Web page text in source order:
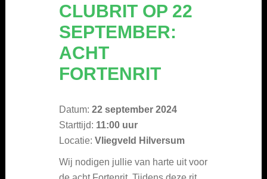
CLUBRIT OP 22
SEPTEMBER:
ACHT
FORTENRIT
Datum: 22 september 2024
Starttijd: 11:00 uur
Locatie: Vliegveld Hilversum
Wij nodigen jullie van harte uit voor